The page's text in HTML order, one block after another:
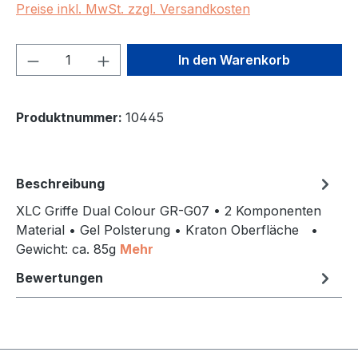
Preise inkl. MwSt. zzgl. Versandkosten
Produkt Anzahl: Gib denIn den Warenkorb
Produktnummer: 10445
Beschreibung
XLC Griffe Dual Colour GR-G07 • 2 Komponenten
Material • Gel Polsterung • Kraton Oberfläche •
Gewicht: ca. 85g Mehr
Bewertungen